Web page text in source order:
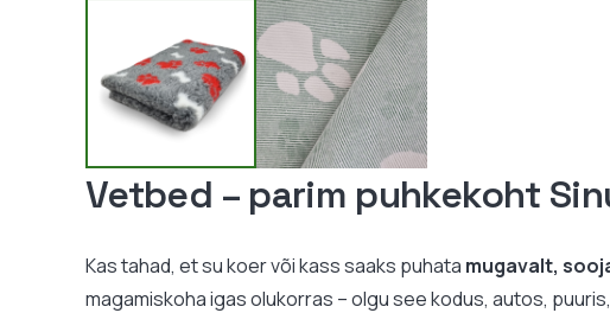
Vetbed – parim puhkekoht
Kas tahad, et su koer või kass saaks puhata mugavalt,
magamiskoha igas olukorras – olgu see kodus, autos,